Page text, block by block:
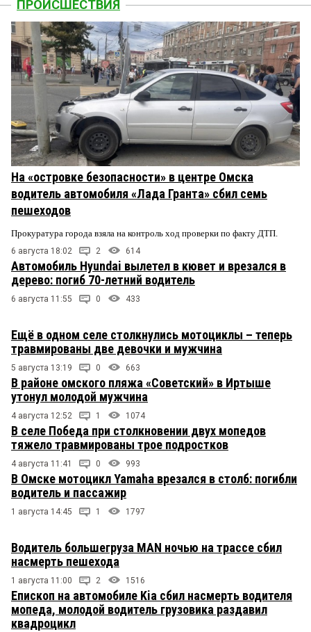
ПРОИСШЕСТВИЯ
На «островке безопасности» в центре Омска
водитель автомобиля «Лада Гранта» сбил семь
пешеходов
Прокуратура города взяла на контроль ход проверки по факту ДТП.
6 августа 18:02 2 614
Автомобиль Hyundai вылетел в кювет и врезался в
дерево: погиб 70-летний водитель
6 августа 11:55 0 433
Ещё в одном селе столкнулись мотоциклы – теперь
травмированы две девочки и мужчина
5 августа 13:19 0 663
В районе омского пляжа «Советский» в Иртыше
утонул молодой мужчина
4 августа 12:52 1 1074
В селе Победа при столкновении двух мопедов
тяжело травмированы трое подростков
4 августа 11:41 0 993
В Омске мотоцикл Yamaha врезался в столб: погибли
водитель и пассажир
1 августа 14:45 1 1797
Водитель большегруза MAN ночью на трассе сбил
насмерть пешехода
1 августа 11:00 2 1516
Епископ на автомобиле Kia сбил насмерть водителя
мопеда, молодой водитель грузовика раздавил
квадроцикл